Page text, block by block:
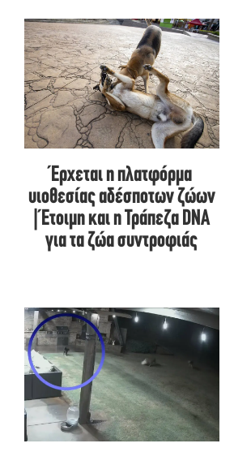
Έρχεται η πλατφόρμα
υιοθεσίας αδέσποτων ζώων
| Έτοιμη και η Τράπεζα DNA
για τα ζώα συντροφιάς